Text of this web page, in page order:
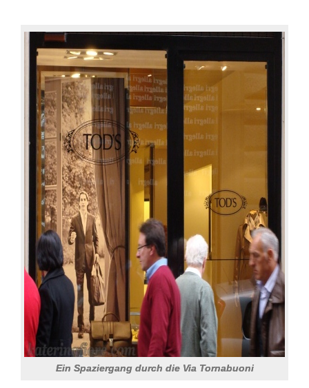
Ein Spaziergang durch die Via Tornabuoni